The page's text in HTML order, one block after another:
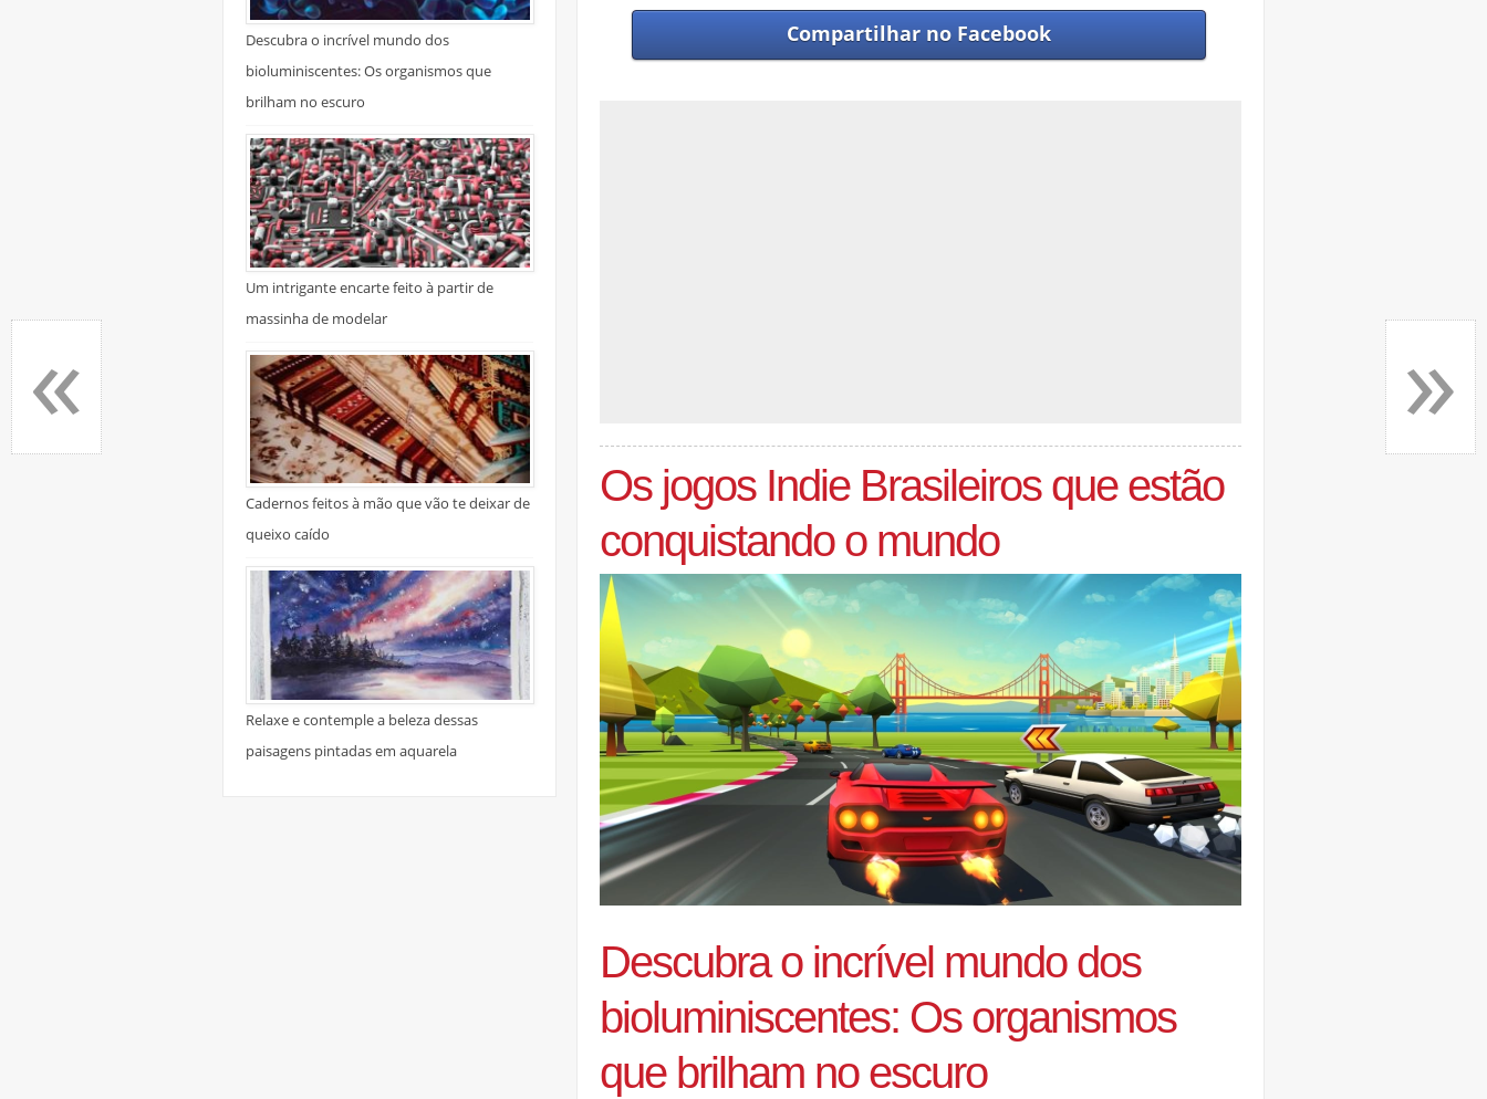
Descubra o incrível mundo dos
bioluminiscentes: Os organismos que
brilham no escuro
Um intrigante encarte feito à partir de
massinha de modelar
Cadernos feitos à mão que vão te deixar de
queixo caído
Relaxe e contemple a beleza dessas
paisagens pintadas em aquarela
Compartilhar no Facebook
Os jogos Indie Brasileiros que estão
conquistando o mundo
Descubra o incrível mundo dos
bioluminiscentes: Os organismos
que brilham no escuro
»
«